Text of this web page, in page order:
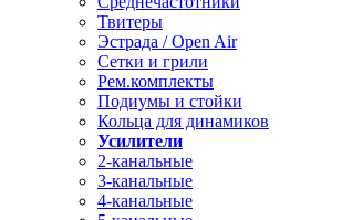
Твитеры
Эстрада / Open Air
Сетки и грили
Рем.комплекты
Подиумы и стойки
Кольца для динамиков
Усилители
2-канальные
3-канальные
4-канальные